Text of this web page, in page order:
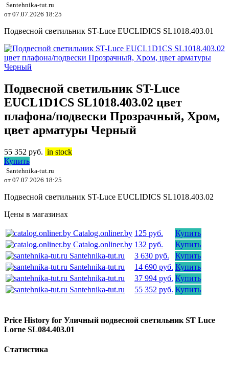
Santehnika-tut.ru
от 07.07.2026 18:25
Подвесной светильник ST-Luce EUCLIDICS SL1018.403.01
Подвесной светильник ST-Luce
EUCL1D1CS SL1018.403.02 цвет
плафона/подвески Прозрачный, Хром,
цвет арматуры Черный
55 352 руб. in stock
Купить
Santehnika-tut.ru
от 07.07.2026 18:25
Подвесной светильник ST-Luce EUCLIDICS SL1018.403.02
Цены в магазинах
Catalog.onliner.by 125 руб.
Купить
Catalog.onliner.by 132 руб.
Купить
Santehnika-tut.ru
3 630 руб.
Купить
Santehnika-tut.ru
14 690 руб. Купить
Santehnika-tut.ru
37 994 руб. Купить
Santehnika-tut.ru
55 352 руб. Купить
Price History for Уличный подвесной светильник ST Luce
Lorne SL084.403.01
Статистика